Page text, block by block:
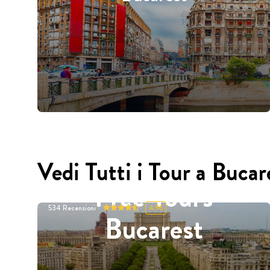
Vedi Tutti i Tour a
Free Tours
Bucarest
534 Recensioni 4.96